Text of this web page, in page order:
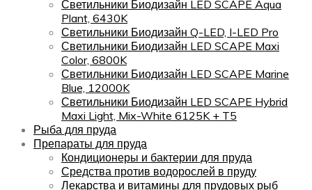
Светильники Биодизайн LED SCAPE Aqua
Plant, 6430K
Светильники Биодизайн Q-LED, I-LED Pro
Светильники Биодизайн LED SCAPE Maxi
Color, 6800K
Светильники Биодизайн LED SCAPE Marine
Blue, 12000K
Светильники Биодизайн LED SCAPE Hybrid
Maxi Light, Mix-White 6125K + T5
Рыба для пруда
Препараты для пруда
Кондиционеры и бактерии для пруда
Средства против водорослей в пруду
Лекарства и витамины для прудовых рыб